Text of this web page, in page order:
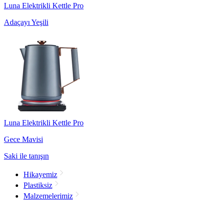
Luna Elektrikli Kettle Pro
Adaçayı Yeşili
Luna Elektrikli Kettle Pro
Gece Mavisi
Saki ile tanışın
Hikayemiz
Plastiksiz
Malzemelerimiz